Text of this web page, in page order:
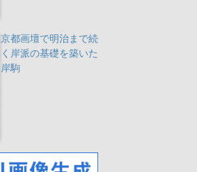
京都画壇で明治まで続
く岸派の基礎を築いた
岸駒